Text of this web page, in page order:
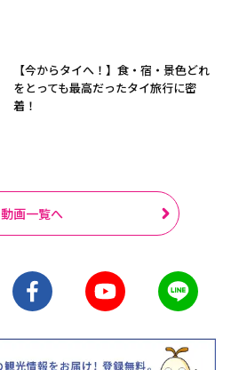
【今からタイへ！】食・宿・景色どれ
をとっても最高だったタイ旅行に密
着！
動画一覧へ